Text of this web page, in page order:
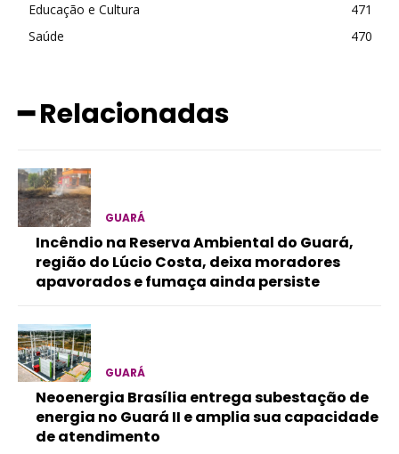
Educação e Cultura
471
Saúde
470
━ Relacionadas
GUARÁ
Incêndio na Reserva Ambiental do Guará,
região do Lúcio Costa, deixa moradores
apavorados e fumaça ainda persiste
GUARÁ
Neoenergia Brasília entrega subestação de
energia no Guará II e amplia sua capacidade
de atendimento